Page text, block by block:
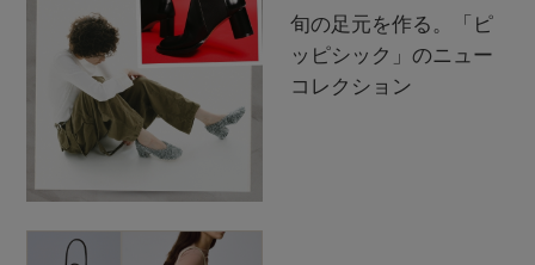
旬の足元を作る。「ピ
ッピシック」のニュー
コレクション